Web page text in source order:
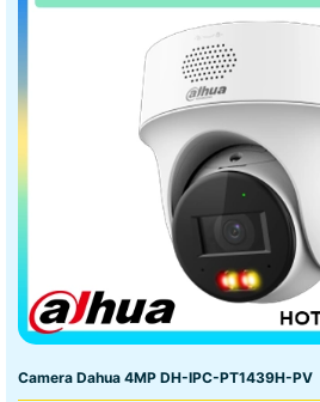
Camera Dahua 4MP DH-IPC-PT1439H-PV